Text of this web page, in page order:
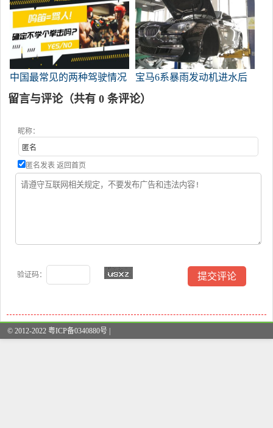
实景拍摄
中国最常见的两种驾驶情况
在美国可能会受到惩罚。
宝马6系暴雨发动机进水后
大修
留言与评论（共有 0 条评论）
昵称：
匿名发表 返回首页
验证码：
© 2012-2022 粤ICP备0340880号 |